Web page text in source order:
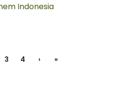
Indonesia
3 4 › »